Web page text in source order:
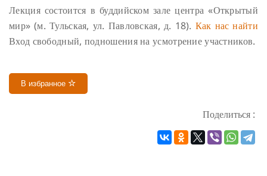
Лекция состоится в буддийском зале центра «Открытый
мир» (м. Тульская, ул. Павловская, д. 18). Как нас найти
Вход свободный, подношения на усмотрение участников.
В избранное
Поделиться :